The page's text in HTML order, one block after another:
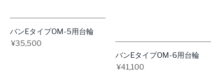
バンEタイプOM-5用台輪
¥35,500
バンEタイプOM-6用台輪
¥41,100